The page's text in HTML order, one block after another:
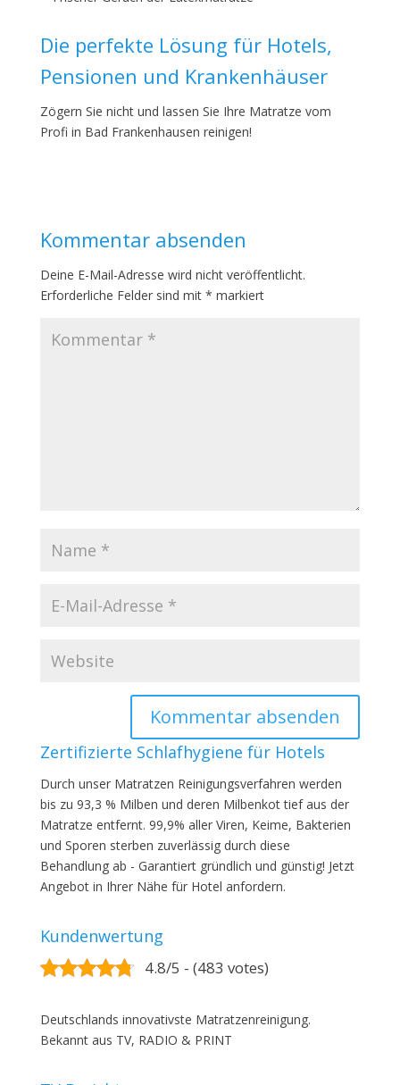
Die perfekte Lösung für Hotels,
Pensionen und Krankenhäuser
Zögern Sie nicht und lassen Sie Ihre Matratze vom
Profi in Bad Frankenhausen reinigen!
Kommentar absenden
Deine E-Mail-Adresse wird nicht veröffentlicht.
Erforderliche Felder sind mit * markiert
Zertifizierte Schlafhygiene für Hotels
Durch unser Matratzen Reinigungsverfahren werden
bis zu 93,3 % Milben und deren Milbenkot tief aus der
Matratze entfernt. 99,9% aller Viren, Keime, Bakterien
und Sporen sterben zuverlässig durch diese
Behandlung ab - Garantiert gründlich und günstig! Jetzt
Angebot in Ihrer Nähe für Hotel anfordern.
Kundenwertung
4.8/5 - (483 votes)
Deutschlands innovativste Matratzenreinigung.
Bekannt aus TV, RADIO & PRINT